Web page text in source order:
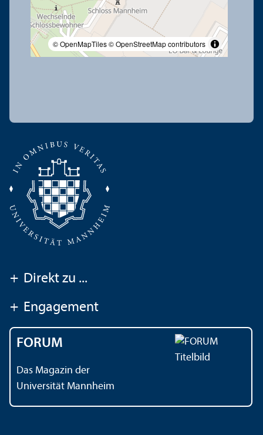
© OpenMapTiles© OpenStreetMap contributors
+ Direkt zu ...
+ Engagement
FORUM
Das Magazin der
Universität Mannheim